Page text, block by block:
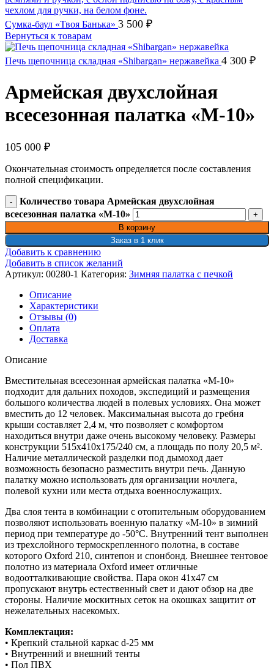
Сумка-баул «Твоя Банька» 3 500 ₽
Вернуться к товарам
Печь щепочница складная «Shibargan» нержавейка 4 300 ₽
Армейская двухслойная
всесезонная палатка «М-10»
105 000 ₽
Окончательная стоимость определяется после составления
полной спецификации.
Количество товара Армейская двухслойная
всесезонная палатка «М-10»
В корзину
Заказ в 1 клик
Добавить к сравнению
Добавить в список желаний
Артикул: 00280-1 Категория: Зимняя палатка с печкой
Описание
Характеристики
Отзывы (0)
Оплата
Доставка
Описание
Вместительная всесезонная армейская палатка «М-10»
подходит для дальних походов, экспедиций и размещения
большого количества людей в полевых условиях. Она может
вместить до 12 человек. Максимальная высота до гребня
крыши составляет 2,4 м, что позволяет с комфортом
находиться внутри даже очень высокому человеку. Размеры
конструкции 515х410х175/240 см, а площадь по полу 20,5 м².
Наличие металлической разделки под дымоход дает
возможность безопасно разместить внутри печь. Данную
палатку можно использовать для организации ночлега,
полевой кухни или места отдыха военнослужащих.
Два слоя тента в комбинации с отопительным оборудованием
позволяют использовать военную палатку «М-10» в зимний
период при температуре до -50°C. Внутренний тент выполнен
из трехслойного термоскрепленного полотна, в составе
которого Оxford 210, синтепон и спонбонд. Внешнее тентовое
полотно из материала Oxford имеет отличные
водоотталкивающие свойства. Пара окон 41х47 см
пропускают внутрь естественный свет и дают обзор на две
стороны. Наличие москитных сеток на окошках защитит от
нежелательных насекомых.
Комплектация:
• Крепкий стальной каркас d-25 мм
• Внутренний и внешний тенты
• Пол ПВХ